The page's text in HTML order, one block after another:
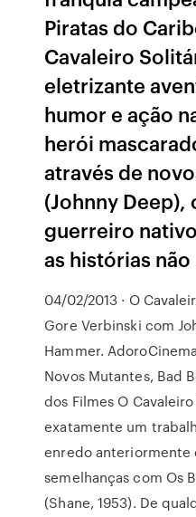
Piratas do
Cavaleiro
eletrizante
humor e ação
herói
através de
(Johnny Deep),
guerreiro
as histórias
04/02/2013 · O
Gore Verbinski com
Hammer.
Novos Mutantes, Bad
dos Filmes O
exatamente um
enredo anteriormente
semelhanças com Os
(Shane, 1953). De